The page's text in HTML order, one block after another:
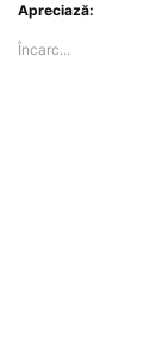
Apreciază:
Încarc...